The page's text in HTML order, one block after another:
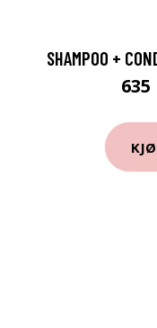
SHAMPOO +
635